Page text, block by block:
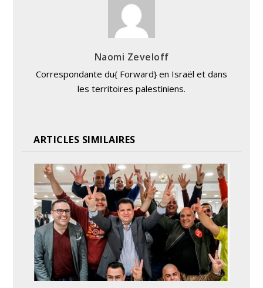
Naomi Zeveloff
Correspondante du{ Forward} en Israël et dans
les territoires palestiniens.
ARTICLES SIMILAIRES